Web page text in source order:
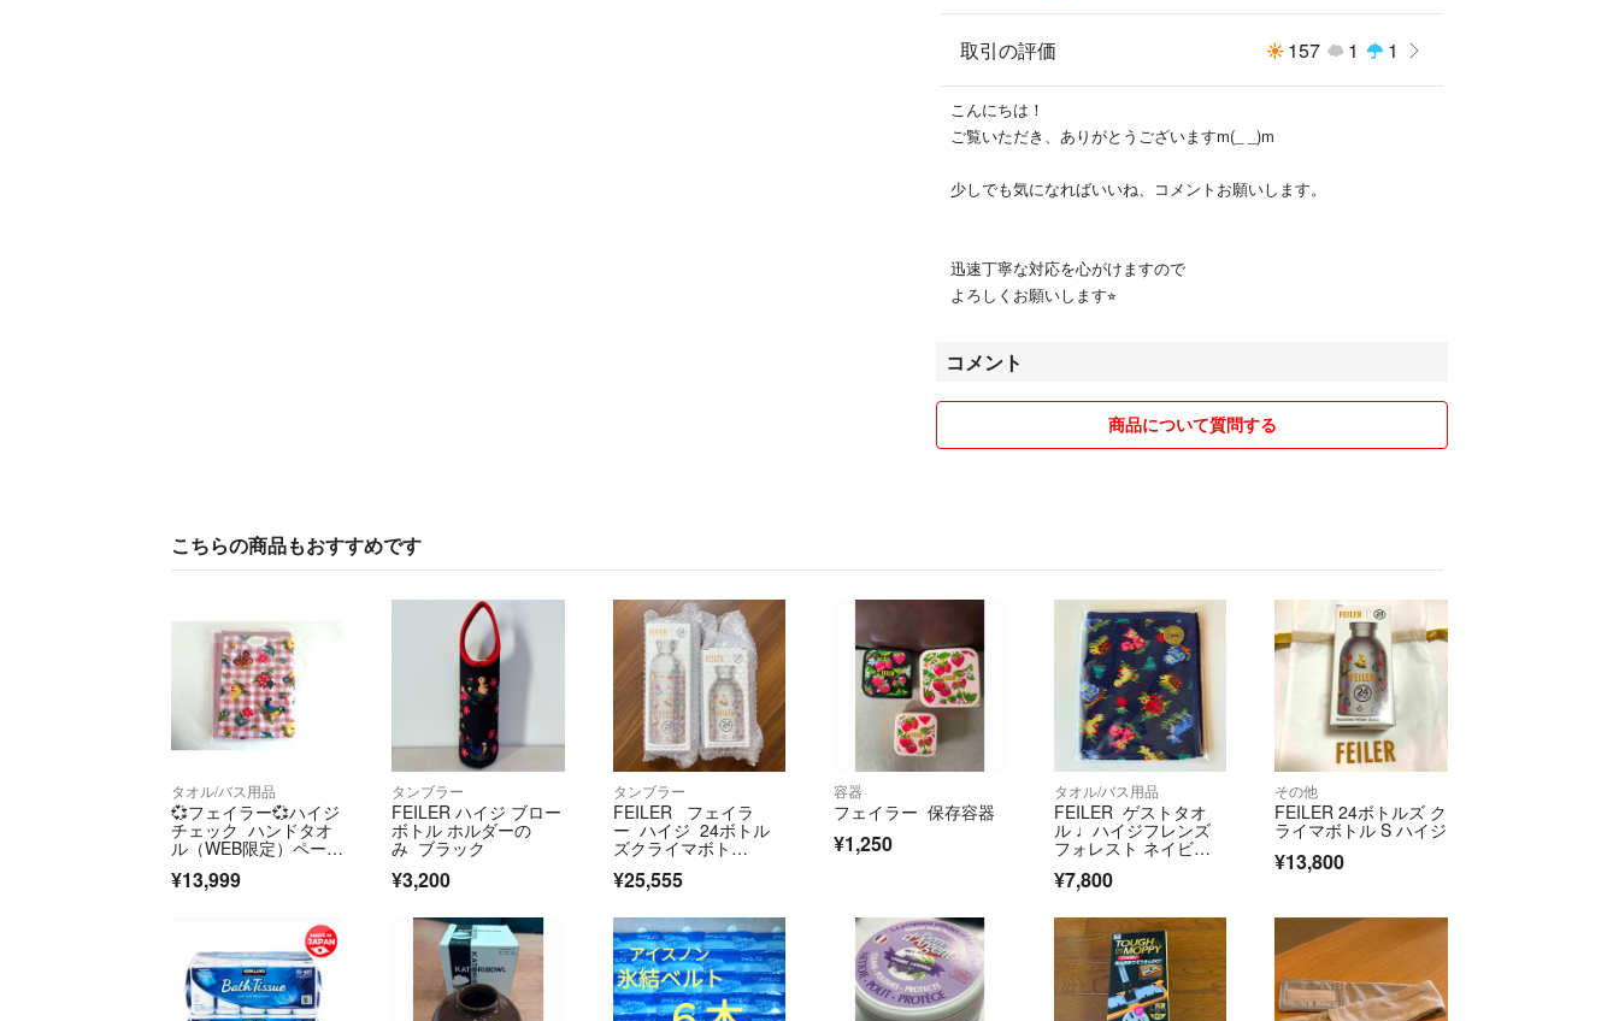
取引の評価 157 1 1
こんにちは！
ご覧いただき、ありがとうございますm(_ _)m
少しでも気になればいいね、コメントお願いします。
迅速丁寧な対応を心がけますので
よろしくお願いします⭐︎
コメント
商品について質問する
こちらの商品もおすすめです
タオル/バス用品
💞フェイラー💞ハイジ
チェック ハンドタオ
ル（WEB限定）ペール
¥13,999
タンブラー
FEILER ハイジ ブロー
ボトル ホルダーの
み ブラック
¥3,200
タンブラー
FEILER フェイラ
ー ハイジ 24ボトル
ズクライマボト
トル
¥25,555
容器
フェイラー 保存容器
¥1,250
タオル/バス用品
FEILER ゲストタオ
ル ♩ハイジフレンズ
フォレスト ネイビー
¥7,800
その他
FEILER 24ボトルズ ク
ライマボトル S ハイジ
¥13,800